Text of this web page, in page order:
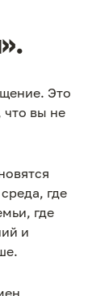
Это
вы не
где
где
и